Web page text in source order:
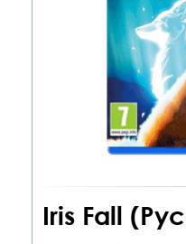
Iris Fall